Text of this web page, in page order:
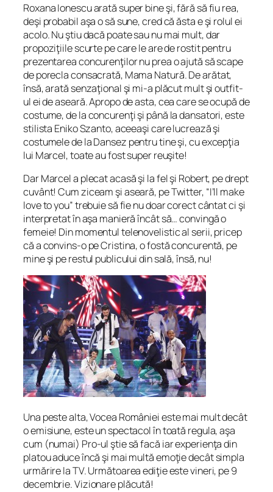
Roxana Ionescu arată super bine şi, fără să fiu rea,
deşi probabil aşa o să sune, cred că ăsta e şi rolul ei
acolo. Nu ştiu dacă poate sau nu mai mult, dar
propoziţiile scurte pe care le are de rostit pentru
prezentarea concurenţilor nu prea o ajută să scape
de porecla consacrată, Mama Natură. De arătat,
însă, arată senzaţional şi mi-a plăcut mult şi outfit-
ul ei de aseară. Apropo de asta, cea care se ocupă de
costume, de la concurenţi şi până la dansatori, este
stilista Eniko Szanto, aceeaşi care lucrează şi
costumele de la Dansez pentru tine şi, cu excepţia
lui Marcel, toate au fost super reuşite!
Dar Marcel a plecat acasă şi la fel şi Robert, pe drept
cuvânt! Cum ziceam şi aseară, pe Twitter, “I’ll make
love to you” trebuie să fie nu doar corect cântat ci şi
interpretat în aşa manieră încât să… convingă o
femeie! Din momentul telenovelistic al serii, pricep
că a convins-o pe Cristina, o fostă concurentă, pe
mine şi pe restul publicului din sală, însă, nu!
Una peste alta, Vocea României este mai mult decât
o emisiune, este un spectacol în toată regula, aşa
cum (numai) Pro-ul ştie să facă iar experienţa din
platou aduce încă şi mai multă emoţie decât simpla
urmărire la TV. Următoarea ediţie este vineri, pe 9
decembrie. Vizionare plăcută!